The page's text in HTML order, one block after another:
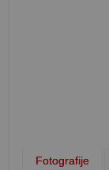
Fotografije